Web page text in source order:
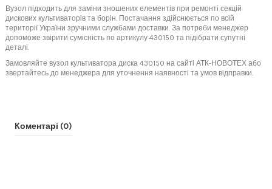
Вузол підходить для заміни зношених елементів при ремонті секцій
дискових культиваторів та борін. Постачання здійснюється по всій
території України зручними службами доставки. За потреби менеджер
допоможе звірити сумісність по артикулу 430150 та підібрати супутні
деталі.
Замовляйте вузол культиватора диска 430150 на сайті АТК-НОВОТЕХ або
звертайтесь до менеджера для уточнення наявності та умов відправки.
Коментарі (0)